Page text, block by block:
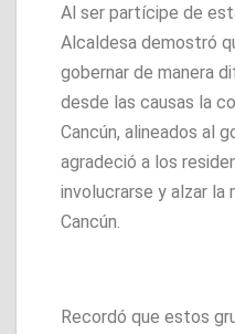
Al ser partícipe de
Alcaldesa demostró
gobernar de manera
desde las causas la
Cancún, alineados al
agradeció a los
involucrarse y alzar la
Cancún.
Recordó que estos